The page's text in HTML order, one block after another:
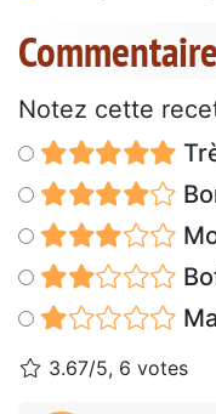
Notez cette
3.67/5, 6 votes